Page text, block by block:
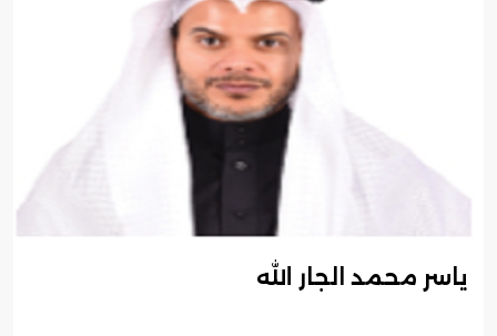
ياسر محمد الجار الله